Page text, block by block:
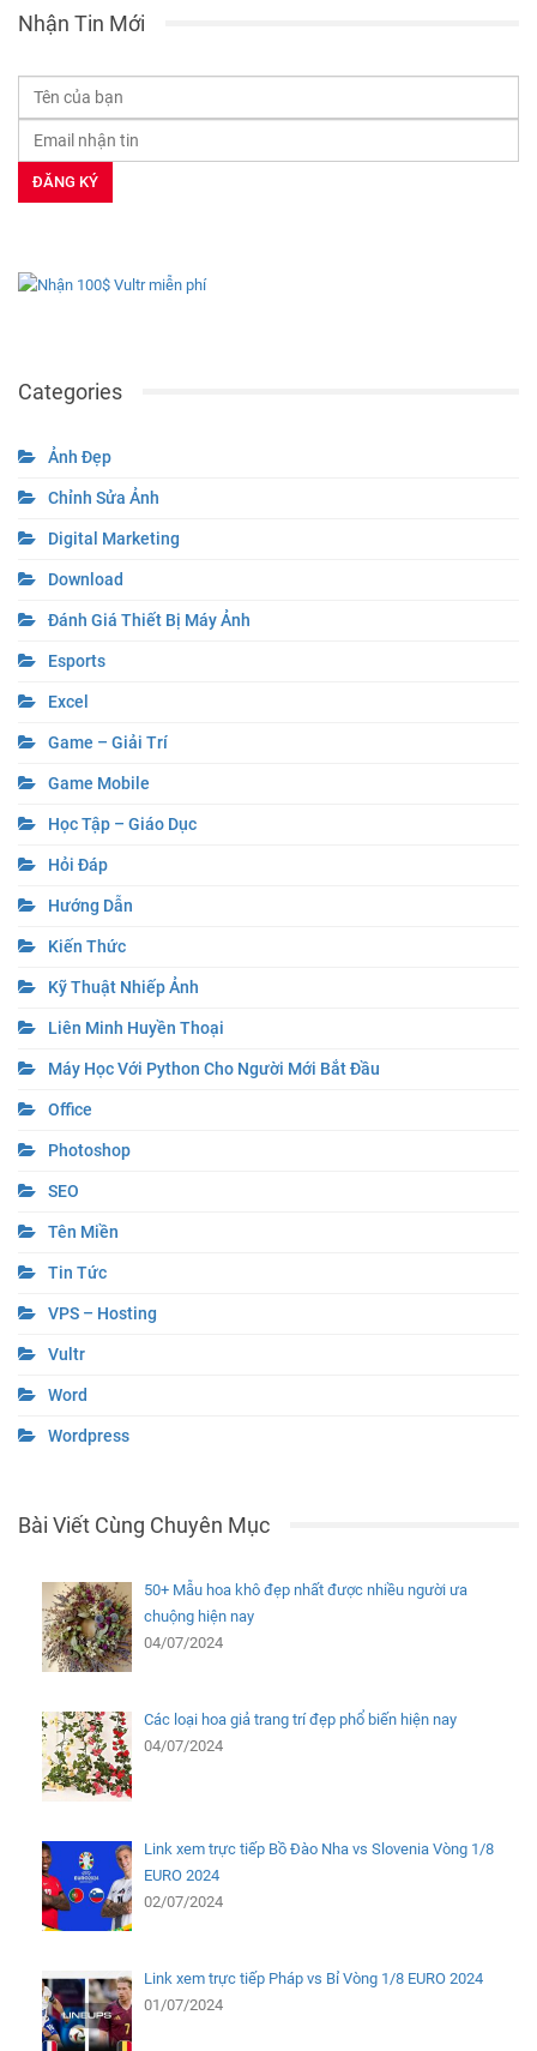
Nhận Tin Mới
Categories
Ảnh Đẹp
Chỉnh Sửa Ảnh
Digital Marketing
Download
Đánh Giá Thiết Bị Máy Ảnh
Esports
Excel
Game – Giải Trí
Game Mobile
Học Tập – Giáo Dục
Hỏi Đáp
Hướng Dẫn
Kiến Thức
Kỹ Thuật Nhiếp Ảnh
Liên Minh Huyền Thoại
Máy Học Với Python Cho Người Mới Bắt Đầu
Office
Photoshop
SEO
Tên Miền
Tin Tức
VPS – Hosting
Vultr
Word
Wordpress
Bài Viết Cùng Chuyên Mục
50+ Mẫu hoa khô đẹp nhất được nhiều người ưa
chuộng hiện nay
04/07/2024
Các loại hoa giả trang trí đẹp phổ biến hiện nay
04/07/2024
Link xem trực tiếp Bồ Đào Nha vs Slovenia Vòng 1/8
EURO 2024
02/07/2024
Link xem trực tiếp Pháp vs Bỉ Vòng 1/8 EURO 2024
01/07/2024